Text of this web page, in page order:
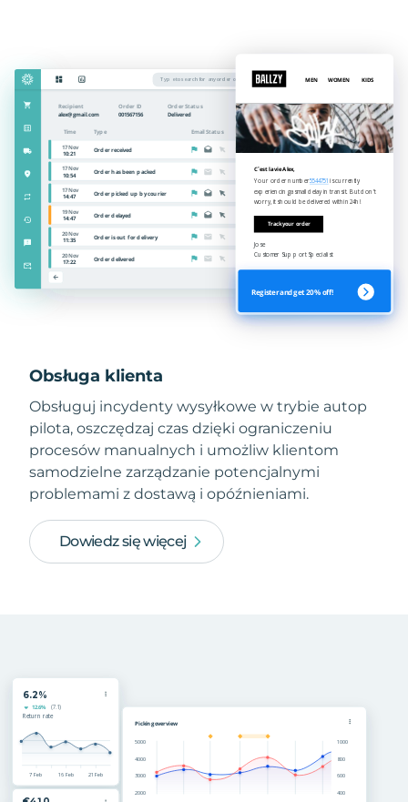
Obsługa klienta
Obsługuj incydenty wysyłkowe w trybie autop
pilota, oszczędzaj czas dzięki ograniczeniu
procesów manualnych i umożliw klientom
samodzielne zarządzanie potencjalnymi
problemami z dostawą i opóźnieniami.
Dowiedz się więcej